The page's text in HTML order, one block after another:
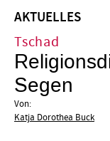
AKTUELLES
Tschad
Segen
Von:
Katja Dorothea Buck